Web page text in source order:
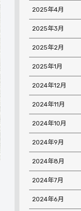
2025年4月
2025年3月
2025年2月
2025年1月
2024年12月
2024年11月
2024年10月
2024年9月
2024年8月
2024年7月
2024年6月